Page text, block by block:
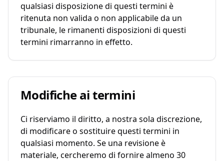
qualsiasi disposizione di questi termini è
ritenuta non valida o non applicabile da un
tribunale, le rimanenti disposizioni di questi
termini rimarranno in effetto.
Modifiche ai termini
Ci riserviamo il diritto, a nostra sola discrezione,
di modificare o sostituire questi termini in
qualsiasi momento. Se una revisione è
materiale, cercheremo di fornire almeno 30